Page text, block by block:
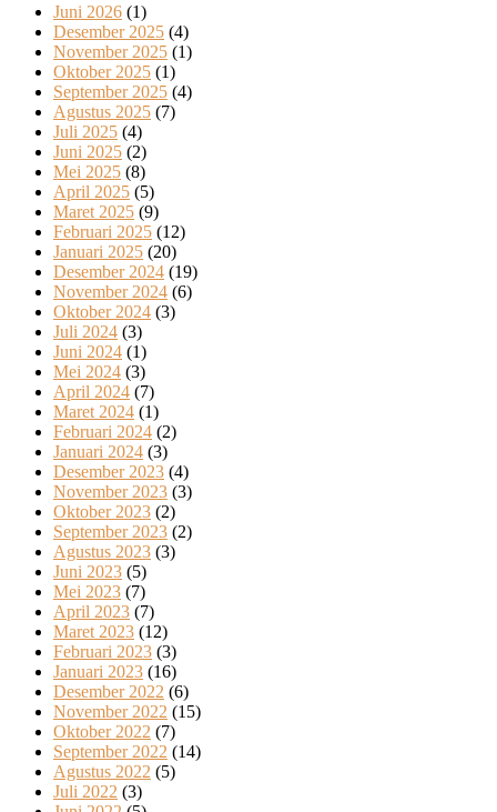
Juni 2026 (1)
Desember 2025 (4)
November 2025 (1)
Oktober 2025 (1)
September 2025 (4)
Agustus 2025 (7)
Juli 2025 (4)
Juni 2025 (2)
Mei 2025 (8)
April 2025 (5)
Maret 2025 (9)
Februari 2025 (12)
Januari 2025 (20)
Desember 2024 (19)
November 2024 (6)
Oktober 2024 (3)
Juli 2024 (3)
Juni 2024 (1)
Mei 2024 (3)
April 2024 (7)
Maret 2024 (1)
Februari 2024 (2)
Januari 2024 (3)
Desember 2023 (4)
November 2023 (3)
Oktober 2023 (2)
September 2023 (2)
Agustus 2023 (3)
Juni 2023 (5)
Mei 2023 (7)
April 2023 (7)
Maret 2023 (12)
Februari 2023 (3)
Januari 2023 (16)
Desember 2022 (6)
November 2022 (15)
Oktober 2022 (7)
September 2022 (14)
Agustus 2022 (5)
Juli 2022 (3)